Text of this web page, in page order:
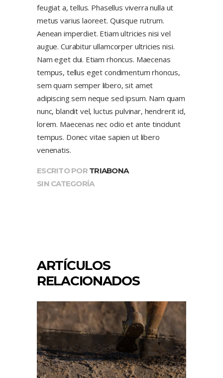
feugiat a, tellus. Phasellus viverra nulla ut
metus varius laoreet. Quisque rutrum.
Aenean imperdiet. Etiam ultricies nisi vel
augue. Curabitur ullamcorper ultricies nisi.
Nam eget dui. Etiam rhoncus. Maecenas
tempus, tellus eget condimentum rhoncus,
sem quam semper libero, sit amet
adipiscing sem neque sed ipsum. Nam quam
nunc, blandit vel, luctus pulvinar, hendrerit id,
lorem. Maecenas nec odio et ante tincidunt
tempus. Donec vitae sapien ut libero
venenatis.
ESCRITO POR TRIABONA
SIN CATEGORÍA
ARTÍCULOS
RELACIONADOS